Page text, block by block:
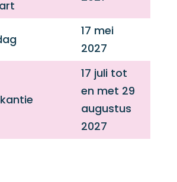
17 mei
2027
17 juli tot
en met 29
augustus
2027